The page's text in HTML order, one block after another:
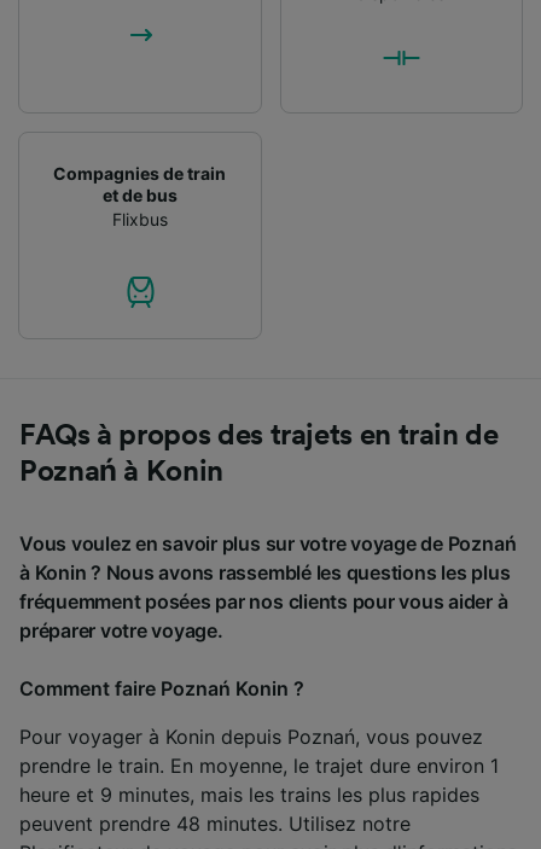
Compagnies de train
et de bus
Flixbus
FAQs à propos des trajets en train de
Poznań à Konin
Vous voulez en savoir plus sur votre voyage de Poznań
à Konin ? Nous avons rassemblé les questions les plus
fréquemment posées par nos clients pour vous aider à
préparer votre voyage.
Comment faire Poznań Konin ?
Pour voyager à Konin depuis Poznań, vous pouvez
prendre le train. En moyenne, le trajet dure environ 1
heure et 9 minutes, mais les trains les plus rapides
peuvent prendre 48 minutes. Utilisez notre